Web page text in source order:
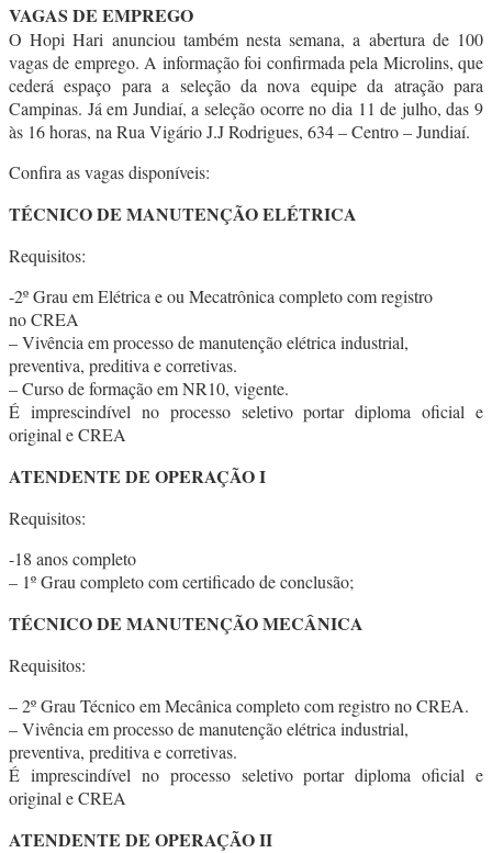
VAGAS DE EMPREGO
O Hopi Hari anunciou também nesta semana, a abertura de 100
vagas de emprego. A informação foi confirmada pela Microlins, que
cederá espaço para a seleção da nova equipe da atração para
Campinas. Já em Jundiaí, a seleção ocorre no dia 11 de julho, das 9
às 16 horas, na Rua Vigário J.J Rodrigues, 634 – Centro – Jundiaí.
Confira as vagas disponíveis:
TÉCNICO DE MANUTENÇÃO ELÉTRICA
Requisitos:
-2º Grau em Elétrica e ou Mecatrônica completo com registro
no CREA
– Vivência em processo de manutenção elétrica industrial,
preventiva, preditiva e corretivas.
– Curso de formação em NR10, vigente.
É imprescindível no processo seletivo portar diploma oficial e
original e CREA
ATENDENTE DE OPERAÇÃO I
Requisitos:
-18 anos completo
– 1º Grau completo com certificado de conclusão;
TÉCNICO DE MANUTENÇÃO MECÂNICA
Requisitos:
– 2º Grau Técnico em Mecânica completo com registro no CREA.
– Vivência em processo de manutenção elétrica industrial,
preventiva, preditiva e corretivas.
É imprescindível no processo seletivo portar diploma oficial e
original e CREA
ATENDENTE DE OPERAÇÃO II